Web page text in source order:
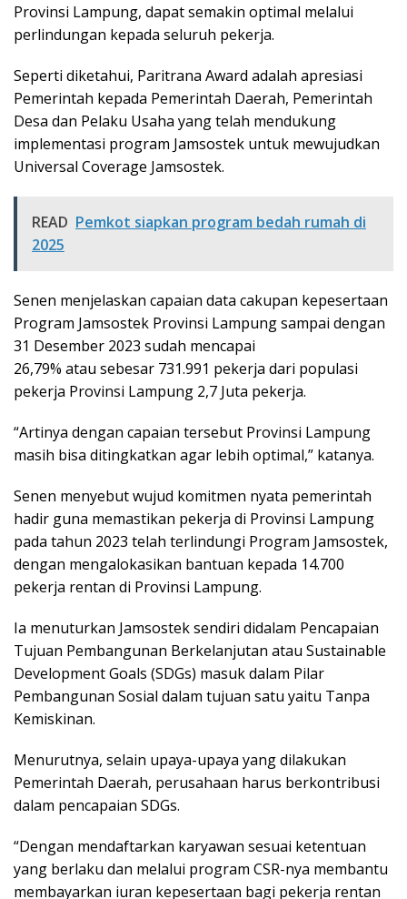
Provinsi Lampung, dapat semakin optimal melalui
perlindungan kepada seluruh pekerja.
Seperti diketahui, Paritrana Award adalah apresiasi
Pemerintah kepada Pemerintah Daerah, Pemerintah
Desa dan Pelaku Usaha yang telah mendukung
implementasi program Jamsostek untuk mewujudkan
Universal Coverage Jamsostek.
READ Pemkot siapkan program bedah rumah di
2025
Senen menjelaskan capaian data cakupan kepesertaan
Program Jamsostek Provinsi Lampung sampai dengan
31 Desember 2023 sudah mencapai
26,79% atau sebesar 731.991 pekerja dari populasi
pekerja Provinsi Lampung 2,7 Juta pekerja.
“Artinya dengan capaian tersebut Provinsi Lampung
masih bisa ditingkatkan agar lebih optimal,” katanya.
Senen menyebut wujud komitmen nyata pemerintah
hadir guna memastikan pekerja di Provinsi Lampung
pada tahun 2023 telah terlindungi Program Jamsostek,
dengan mengalokasikan bantuan kepada 14.700
pekerja rentan di Provinsi Lampung.
Ia menuturkan Jamsostek sendiri didalam Pencapaian
Tujuan Pembangunan Berkelanjutan atau Sustainable
Development Goals (SDGs) masuk dalam Pilar
Pembangunan Sosial dalam tujuan satu yaitu Tanpa
Kemiskinan.
Menurutnya, selain upaya-upaya yang dilakukan
Pemerintah Daerah, perusahaan harus berkontribusi
dalam pencapaian SDGs.
“Dengan mendaftarkan karyawan sesuai ketentuan
yang berlaku dan melalui program CSR-nya membantu
membayarkan iuran kepesertaan bagi pekerja rentan